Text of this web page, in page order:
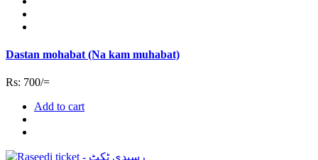
Dastan mohabat (Na kam muhabat)
Rs: 700/=
Add to cart